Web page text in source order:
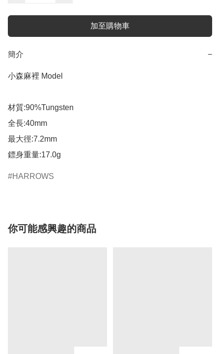
加至購物車
簡介 −
小森麻裡 Model
材質:90%Tungsten
全長:40mm
最大徑:7.2mm
鏢身重量:17.0g
HARROWS
你可能感興趣的商品